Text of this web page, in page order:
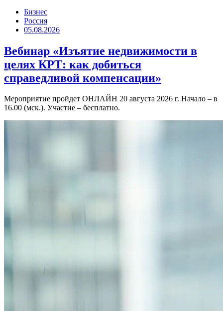
Бизнес
Россия
05.08.2026
Вебинар «Изъятие недвижимости в
целях КРТ: как добиться
справедливой компенсации»
Мероприятие пройдет ОНЛАЙН 20 августа 2026 г. Начало – в
16.00 (мск.). Участие – бесплатно.